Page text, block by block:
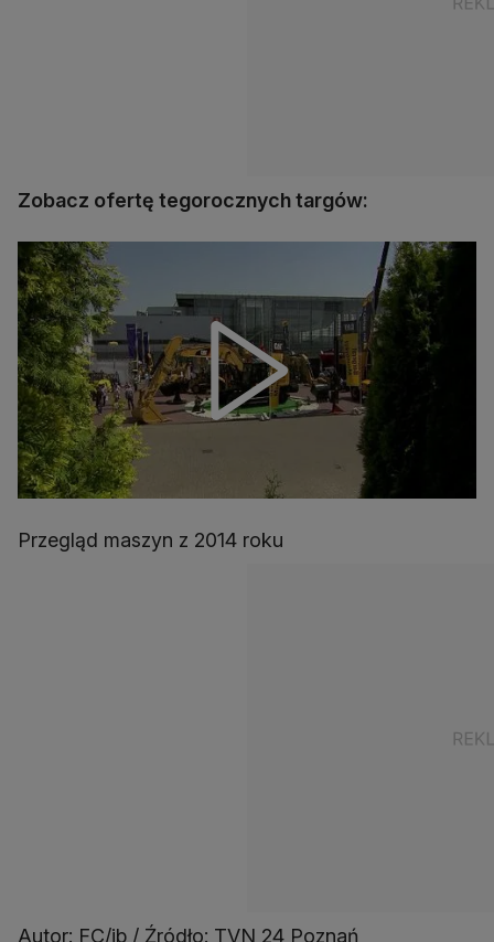
Zobacz ofertę tegorocznych targów:
Przegląd maszyn z 2014 roku
Autor: FC/ib / Źródło: TVN 24 Poznań